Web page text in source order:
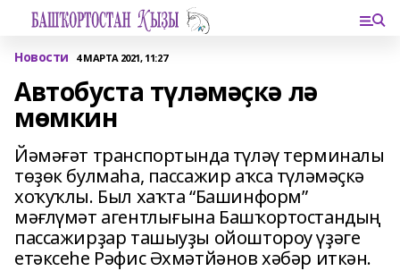
Новости 4 МАРТА 2021, 11:27
Автобуста түләмәҫкә лә
мөмкин
Йәмәғәт транспортында түләү терминалы
төҙөк булмаһа, пассажир аҡса түләмәҫкә
хоҡуҡлы. Был хаҡта “Башинформ”
мәғлүмәт агентлығына Башҡортостандың
пассажирҙар ташыуҙы ойоштороу үҙәге
етәксеһе Рәфис Әхмәтйәнов хәбәр иткән.